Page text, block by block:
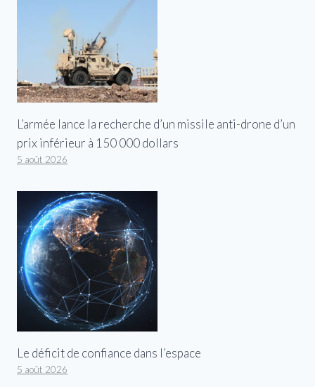
L’armée lance la recherche d’un missile anti-drone d’un
prix inférieur à 150 000 dollars
5 août 2026
Le déficit de confiance dans l’espace
5 août 2026